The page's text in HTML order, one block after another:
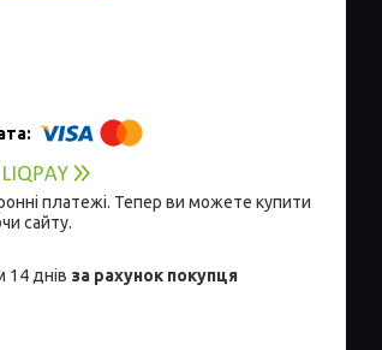
платежі. Тепер ви можете купити
сайту.
14 днів за рахунок покупця